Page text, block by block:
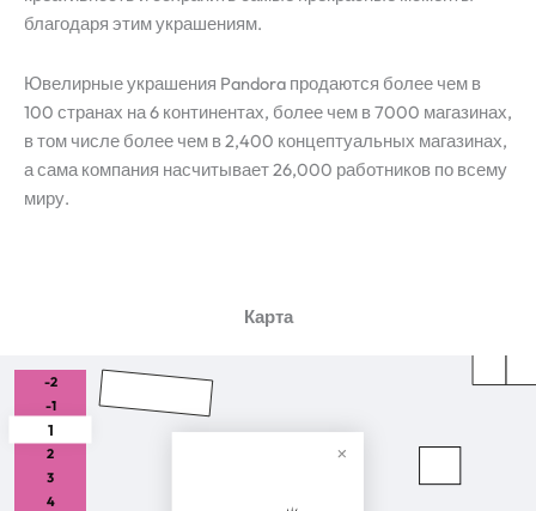
благодаря этим украшениям.
Ювелирные украшения Pandora продаются более чем в
100 странах на 6 континентах, более чем в 7000 магазинах,
в том числе более чем в 2,400 концептуальных магазинах,
а сама компания насчитывает 26,000 работников по всему
миру.
Карта
-2
-1
1
2
3
4